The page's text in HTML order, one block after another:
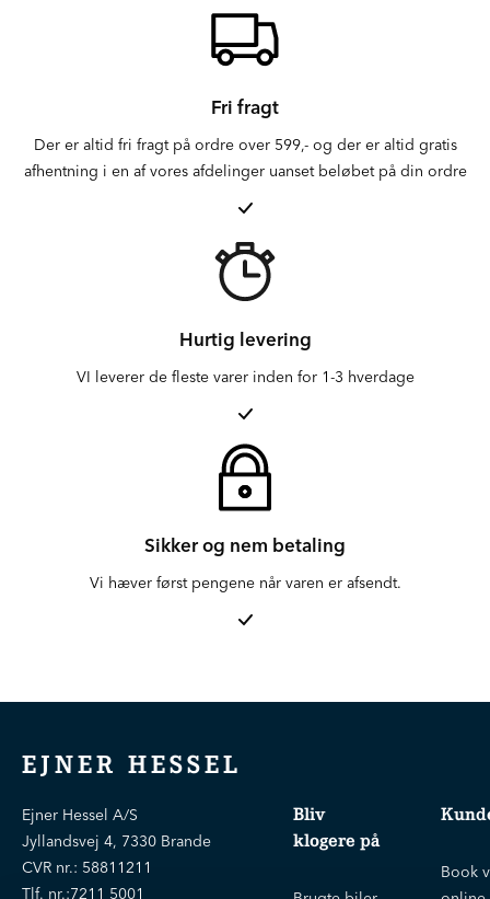
Fri fragt
Der er altid fri fragt på ordre over 599,- og der er altid gratis
afhentning i en af vores afdelinger uanset beløbet på din ordre
Hurtig levering
VI leverer de fleste varer inden for 1-3 hverdage
Sikker og nem betaling
Vi hæver først pengene når varen er afsendt.
EJNER HESSEL
Ejner Hessel A/S
Jyllandsvej 4, 7330 Brande
CVR nr.: 58811211
Tlf. nr.:7211 5001
Bliv
klogere på
Book